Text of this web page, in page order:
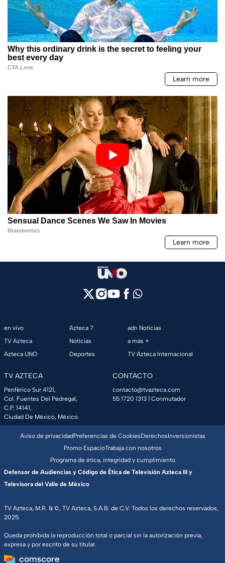
en vivo
TV Azteca
Azteca UNO
Azteca 7
Noticias
Deportes
adn Noticias
a más +
TV Azteca Internacional
TV AZTECA
Periférico Sur 4121,
Col. Fuentes Del Pedregal,
C.P. 14141,
Ciudad De México, México.
CONTACTO
contacto@tvazteca.com
55 1720 1313 | Conmutador
TV Azteca, M.R. & ©, TV Azteca, S.A.B. de C.V. Todos los derechos reservados,
2025.
Queda prohibida la reproducción total o parcial sin la autorización previa,
expresa y por escrito de su titular.
Aviso de privacidadPreferencias de CookiesDerechosInversionistas
Promo EspacioTrabaja con nosotros
Programa de ética, integridad y cumplimiento
Defensor de Audiencias y Código de Ética de Televisión Azteca III y
Televisora del Valle de México